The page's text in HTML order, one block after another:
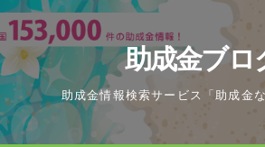
Skip
to
content
助成金ブロ
助成金情報検索サービス「助成金